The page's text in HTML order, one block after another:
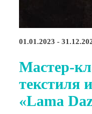
01.01.2023 -
Мастер-
текстиля
«Lama